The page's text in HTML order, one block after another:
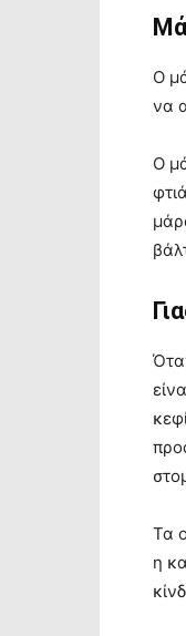
Ο
να
Ο
Τα
η